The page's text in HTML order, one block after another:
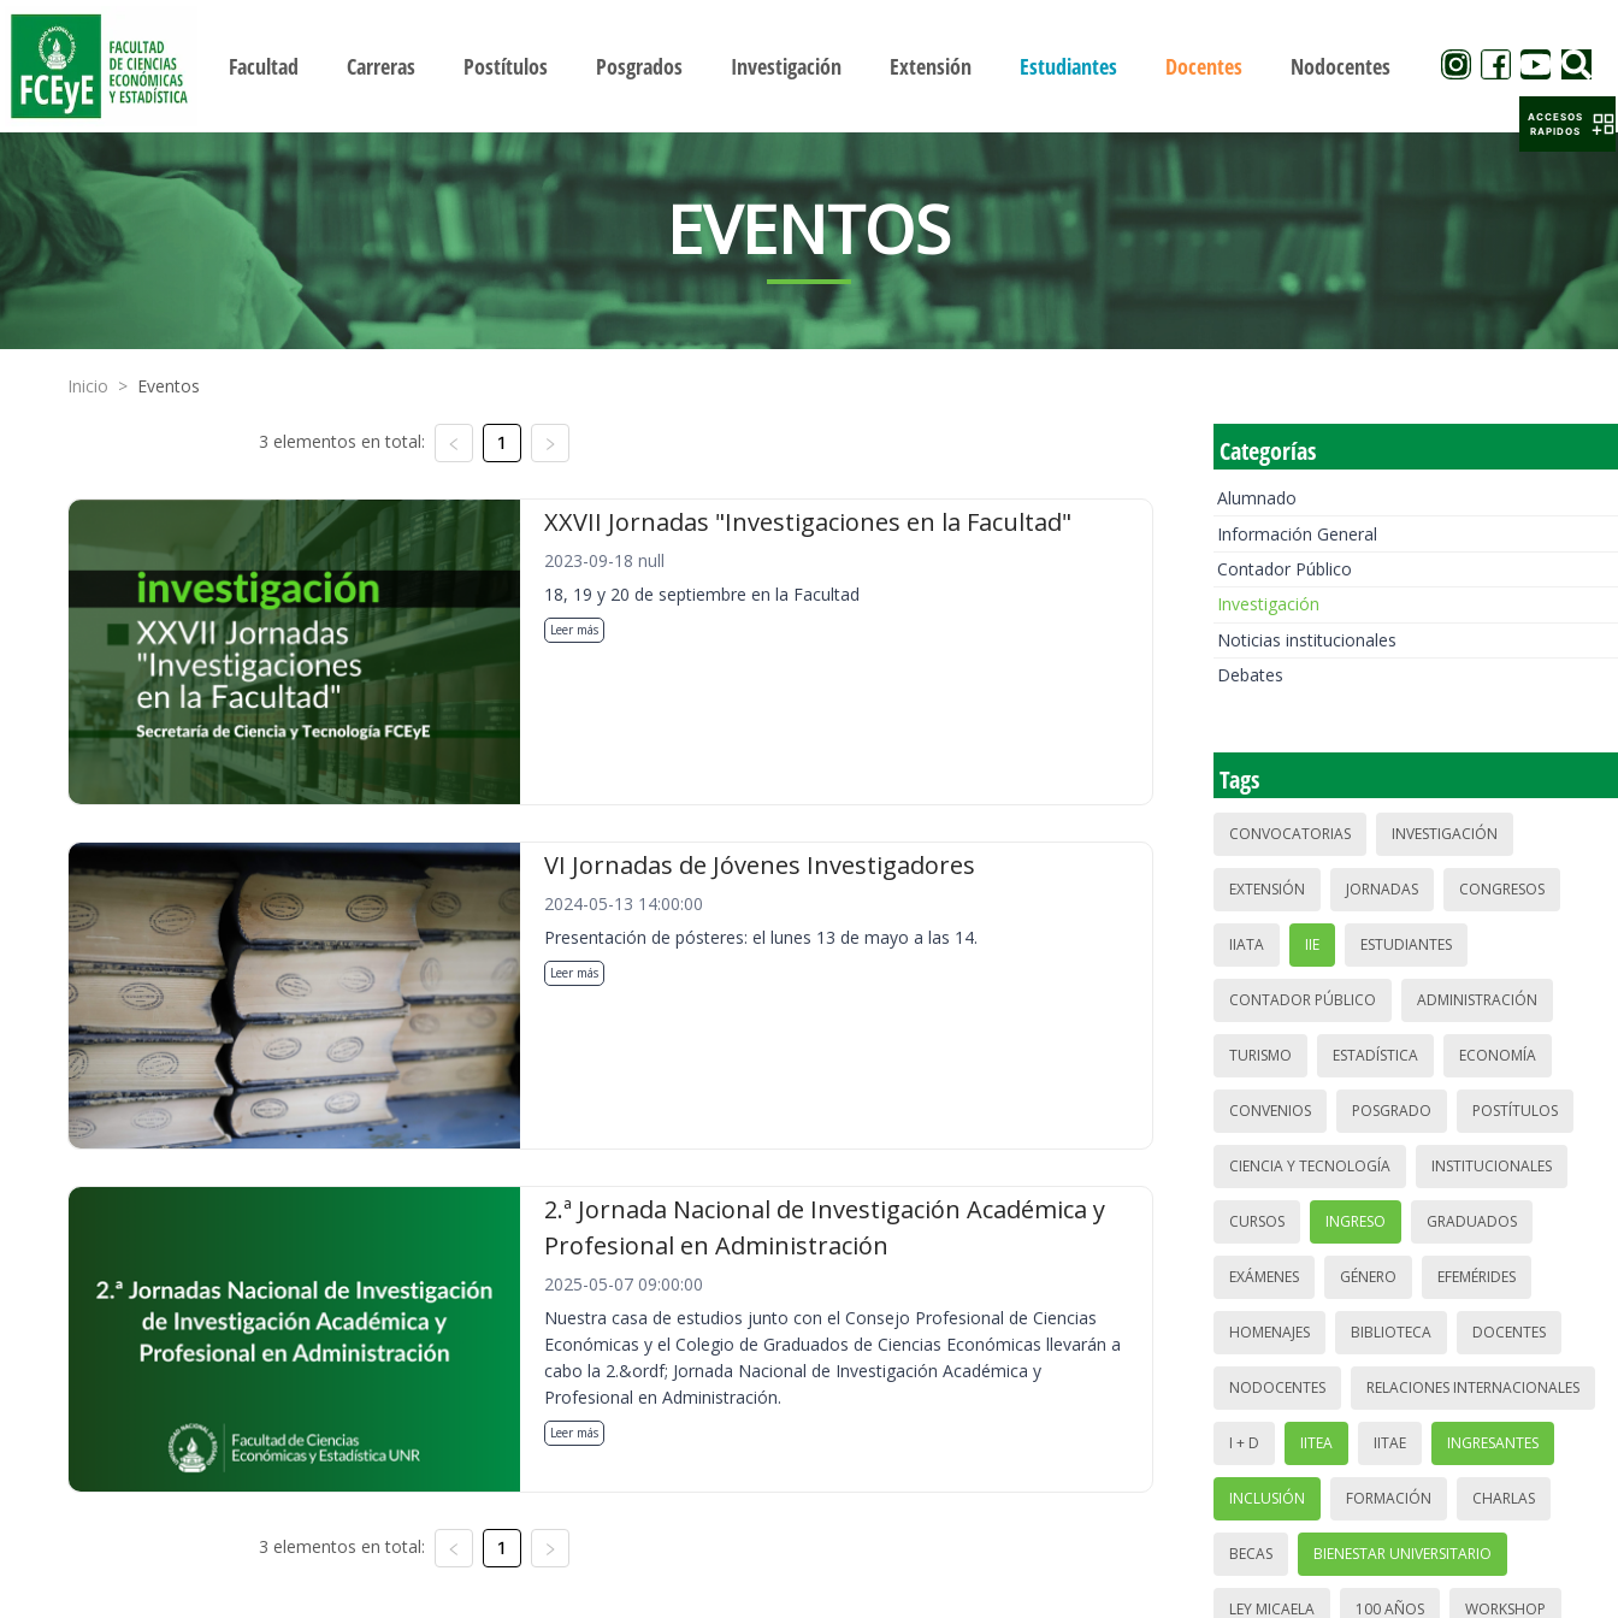
Facultad Carreras Postítulos Posgrados Investigación Extensión Estudiantes Docentes Nodocentes
EVENTOS
Inicio > Eventos
3 elementos en total: 1
XXVII Jornadas "Investigaciones en la Facultad"
2023-09-18 null
18, 19 y 20 de septiembre en la Facultad
Leer más
VI Jornadas de Jóvenes Investigadores
2024-05-13 14:00:00
Presentación de pósteres: el lunes 13 de mayo a las 14.
Leer más
2.ª Jornada Nacional de Investigación Académica y
Profesional en Administración
2025-05-07 09:00:00
Nuestra casa de estudios junto con el Consejo Profesional de Ciencias
Económicas y el Colegio de Graduados de Ciencias Económicas llevarán a
cabo la 2.&ordf; Jornada Nacional de Investigación Académica y
Profesional en Administración.
Leer más
3 elementos en total: 1
Categorías
Alumnado
Información General
Contador Público
Investigación
Noticias institucionales
Debates
Tags
CONVOCATORIAS INVESTIGACIÓN
EXTENSIÓN JORNADAS CONGRESOS
IIATA IIE ESTUDIANTES
CONTADOR PÚBLICO ADMINISTRACIÓN
TURISMO ESTADÍSTICA ECONOMÍA
CONVENIOS POSGRADO POSTÍTULOS
CIENCIA Y TECNOLOGÍA INSTITUCIONALES
CURSOS INGRESO GRADUADOS
EXÁMENES GÉNERO EFEMÉRIDES
HOMENAJES BIBLIOTECA DOCENTES
NODOCENTES RELACIONES INTERNACIONALES
I + D IITEA IITAE INGRESANTES
INCLUSIÓN FORMACIÓN CHARLAS
BECAS BIENESTAR UNIVERSITARIO
LEY MICAELA 100 AÑOS WORKSHOP
ACCESOS
RAPIDOS